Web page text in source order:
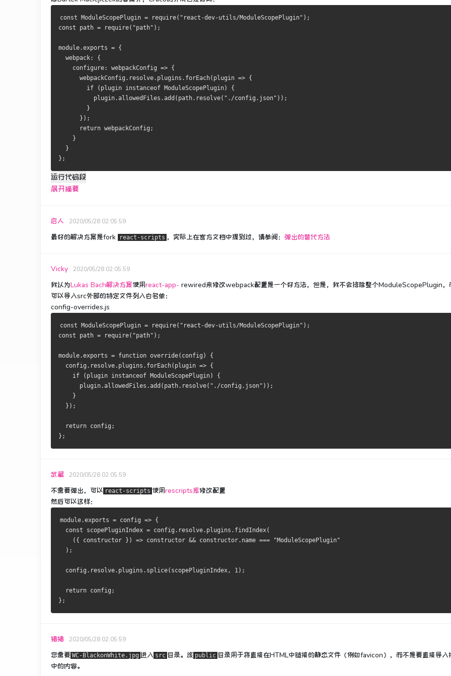
const ModuleScopePlugin = require( "react-dev-utils/ModuleScopePlugin" );
const path = require( "path" );
module.exports = {
  webpack
:
{
    configure
: webpackConfig => {
      webpackConfig
. resolve. plugins . forEach( plugin => {
if
( plugin instanceof ModuleScopePlugin)
{
          plugin
.allowedFiles .add ( path. resolve( "./config.json" ));
}
});
return webpackConfig ;
}
}
};
运行代码段
展开摘要
启人 2020/05/28 02:05:59
最好的解决方案是fork react-scripts ，实际上在官方文档中提到过，请参阅： 弹出的替代方法
Vicky 2020/05/28 02:05:59
我认为Lukas Bach解决方案使用react-app- rewired来修改webpack配置是一个好方法，但是，我不会排除整个ModuleScopePlugin，
可以导入src外部的特定文件列入白名单：
config-overrides.js
const ModuleScopePlugin = require( "react-dev-utils/ModuleScopePlugin" );
const path = require( "path" );
module.exports = function override( config )
{
  config
. resolve. plugins . forEach( plugin => {
if
( plugin instanceof ModuleScopePlugin)
{
      plugin
.allowedFiles .add ( path. resolve( "./config.json" ));
}
});
return config ;
};
武藏 2020/05/28 02:05:59
不需要弹出，可以 react-scripts 使用rescripts库修改配置
然后可以这样：
module.exports = config => {
const scopePluginIndex = config . resolve. plugins . findIndex(
({
constructor }) => constructor && constructor. name ===
"ModuleScopePlugin"
);
  config
. resolve. plugins . splice( scopePluginIndex, 1);
return config ;
};
猪猪 2020/05/28 02:05:59
您需要 WC-BlackonWhite.jpg 进入 src 目录。 该 public 目录用于将直接在HTML中链接的静态文件（例如favicon），而不是要直接导入
中的内容。